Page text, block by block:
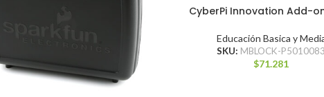
CyberPi Innovation Add-
Educación Basica y
SKU: MBLOCK-P5010083
$71.281